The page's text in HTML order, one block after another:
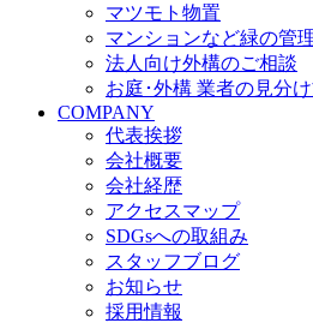
マツモト物置
マンションなど緑の管
法人向け外構のご相談
お庭･外構 業者の見分
COMPANY
代表挨拶
会社概要
会社経歴
アクセスマップ
SDGsへの取組み
スタッフブログ
お知らせ
採用情報